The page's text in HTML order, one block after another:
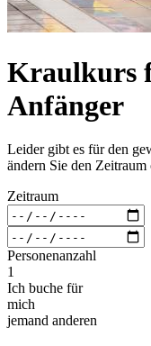
Kraulkurs
Anfänger
Leider gibt es für den
ändern Sie den
Zeitraum
Personenanzahl
1
Ich buche für
mich
jemand anderen